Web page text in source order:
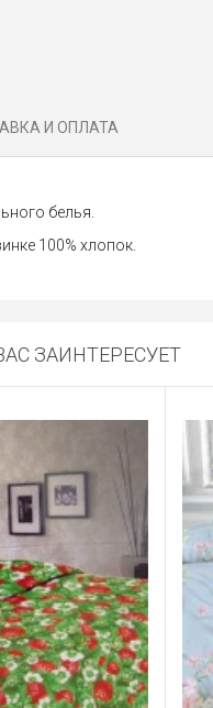
И ОПЛАТА
белья.
100% хлопок.
ЗАИНТЕРЕСУЕТ